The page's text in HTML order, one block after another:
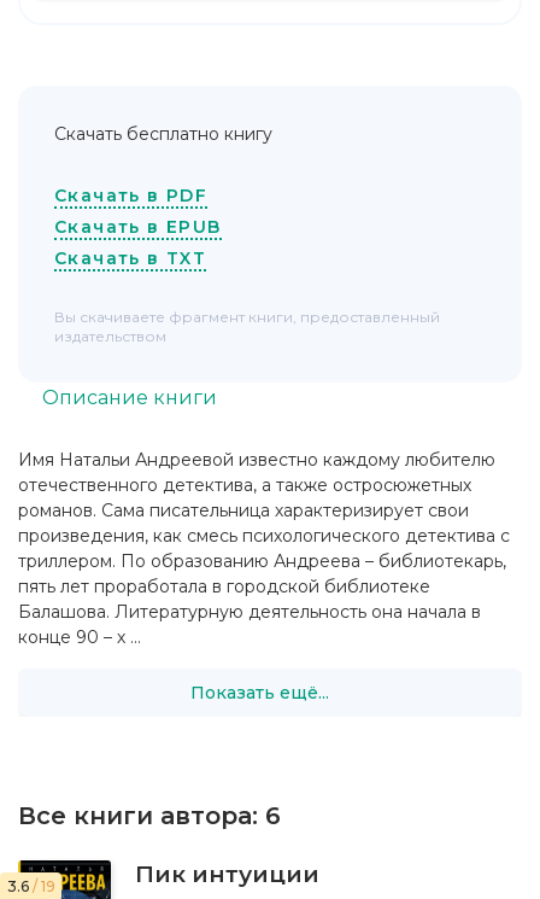
Имя Натальи Андреевой известно каждому любителю
отечественного детектива, а также остросюжетных
романов. Сама писательница характеризирует свои
произведения, как смесь психологического детектива с
триллером. По образованию Андреева – библиотекарь,
пять лет проработала в городской библиотеке
Балашова. Литературную деятельность она начала в
конце 90 – х ...
Показать ещё...
Описание книги
Все книги автора: 6
3.6 / 19 Пик интуиции
Скачать бесплатно книгу
Скачать в PDF
Скачать в EPUB
Скачать в TXT
Вы скачиваете фрагмент книги, предоставленный
издательством